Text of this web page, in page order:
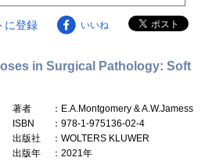
に登録 いいね
in Surgical Pathology: Soft
著者
：E.A.Montgomery & A.W.Jamess
ISBN
：978-1-975136-02-4
出版社
：WOLTERS KLUWER
出版年
：2021年